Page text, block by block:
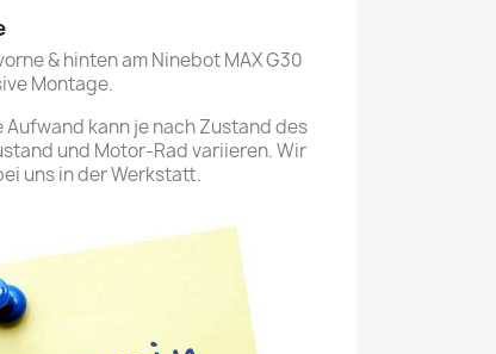
& hinten am Ninebot MAX G30
Montage.
kann je nach Zustand des
und Motor-Rad variieren. Wir
uns in der Werkstatt.